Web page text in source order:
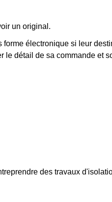
un original.
forme électronique si leur
le détail de sa commande et
des travaux